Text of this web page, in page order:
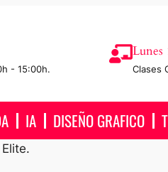
- 15:00h.
Lunes
Clases
IA DISEÑO GRAFICO